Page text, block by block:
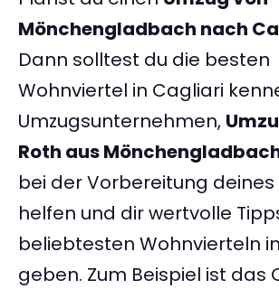
Mönchengladbach nach
Dann solltest du die besten
Wohnviertel in Cagliari
Umzugsunternehmen,
Roth aus
bei der Vorbereitung deines
helfen und dir wertvolle
beliebtesten Wohnvierteln
geben. Zum Beispiel ist das